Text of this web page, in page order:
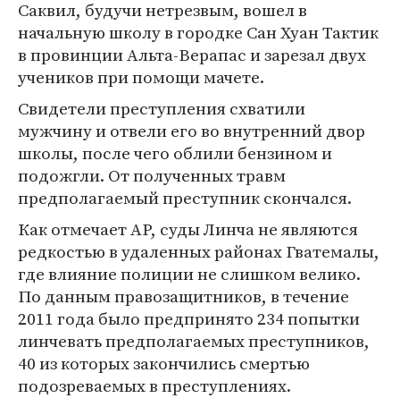
Саквил, будучи нетрезвым, вошел в
начальную школу в городке Сан Хуан Тактик
в провинции Альта-Верапас и зарезал двух
учеников при помощи мачете.
Свидетели преступления схватили
мужчину и отвели его во внутренний двор
школы, после чего облили бензином и
подожгли. От полученных травм
предполагаемый преступник скончался.
Как отмечает AP, суды Линча не являются
редкостью в удаленных районах Гватемалы,
где влияние полиции не слишком велико.
По данным правозащитников, в течение
2011 года было предпринято 234 попытки
линчевать предполагаемых преступников,
40 из которых закончились смертью
подозреваемых в преступлениях.